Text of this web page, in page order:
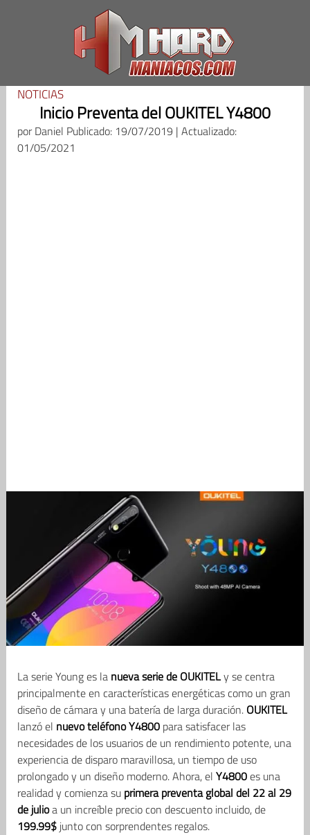
NOTICIAS
Inicio Preventa del OUKITEL Y4800
porDaniel Publicado: 19/07/2019 | Actualizado:
01/05/2021
La serie Young es la nueva serie de OUKITELy se centra
principalmente en características energéticas como un gran
diseño de cámara y una batería de larga duración. OUKITEL
lanzó el nuevo teléfono Y4800para satisfacer las
necesidades de los usuarios de un rendimiento potente, una
experiencia de disparo maravillosa, un tiempo de uso
prolongado y un diseño moderno. Ahora, el Y4800es una
realidad y comienza su primera preventa global del 22 al 29
de julioa un increíble precio con descuento incluido, de
199.99$junto con sorprendentes regalos.